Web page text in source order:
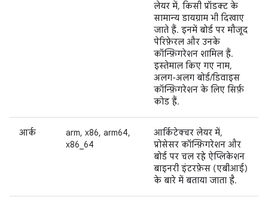
लेयर में, किसी प्रॉडक्ट के
सामान्य डायग्राम भी दिखाए
जाते हैं. इनमें बोर्ड पर मौजूद
पेरिफ़ेरल और उनके
कॉन्फ़िगरेशन शामिल हैं.
इस्तेमाल किए गए नाम,
अलग-अलग बोर्ड/डिवाइस
कॉन्फ़िगरेशन के लिए सिर्फ़
कोड हैं.
आर्क
arm, x86, arm64,
x86_64
आर्किटेक्चर लेयर में,
प्रोसेसर कॉन्फ़िगरेशन और
बोर्ड पर चल रहे ऐप्लिकेशन
बाइनरी इंटरफ़ेस (एबीआई)
के बारे में बताया जाता है.